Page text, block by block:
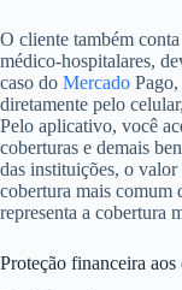
O cliente também
médico-hospitalares,
caso do Mercado
diretamente pelo
Pelo aplicativo, você
coberturas e demais
das instituições, o
cobertura mais comum
representa a cobertura
Proteção financeira aos